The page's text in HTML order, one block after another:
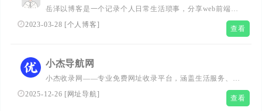
岳泽以博客是一个记录个人日常生活琐事，分享web前端学
习笔记及一些网站建设经验的独立个人博客网站。
2023-03-28 [个人博客] 查看
小杰导航网
小杰收录网——专业免费网址收录平台，涵盖生活服务、企
业站点、个人博客等全品类，自动排行+高效引流，让你的
2025-12-26 [ 网址导航] 查看